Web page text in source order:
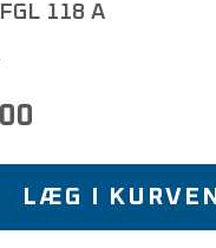
118 A
LÆG I KURVEN